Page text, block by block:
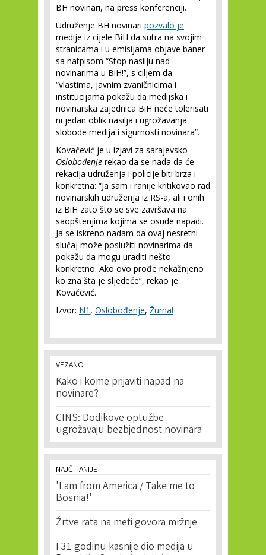
BH novinari, na press konferenciji.
Udruženje BH novinari pozvalo je
medije iz cijele BiH da sutra na svojim
stranicama i u emisijama objave baner
sa natpisom “Stop nasilju nad
novinarima u BiH!”, s ciljem da
“vlastima, javnim zvaničnicima i
institucijama pokažu da medijska i
novinarska zajednica BiH neće tolerisati
ni jedan oblik nasilja i ugrožavanja
slobode medija i sigurnosti novinara”.
Kovačević je u izjavi za sarajevsko
Oslobođenje rekao da se nada da će
rekacija udruženja i policije biti brza i
konkretna: “Ja sam i ranije kritikovao rad
novinarskih udruženja iz RS-a, ali i onih
iz BiH zato što se sve završava na
saopštenjima kojima se osude napadi.
Ja se iskreno nadam da ovaj nesretni
slučaj može poslužiti novinarima da
pokažu da mogu uraditi nešto
konkretno. Ako ovo prođe nekažnjeno
ko zna šta je sljedeće”, rekao je
Kovačević.
Izvor: N1 , Oslobođenje, Žurnal
VEZANO
Kako i kome prijaviti napad na
novinare?
CINS: Dodikove optužbe
ugrožavaju bezbjednost novinara
NAJČITANIJE
'I am from America / Take me to
Bosnia!'
Žrtve rata na meti govora mržnje
I 31 godinu kasnije dio medija u